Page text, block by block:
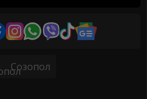
Созопол